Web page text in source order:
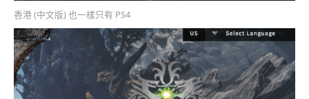
香港 (中文版) 也一樣只有 PS4